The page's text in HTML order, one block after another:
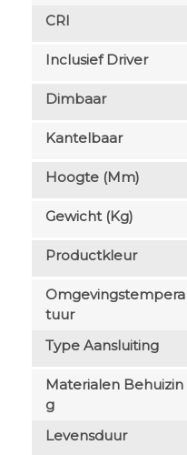
CRI
Inclusief Driver
Dimbaar
Kantelbaar
Hoogte (mm)
Gewicht (kg)
Productkleur
Omgevingstempera
Tuur
Type Aansluiting
Materialen Behuizin
G
Levensduur